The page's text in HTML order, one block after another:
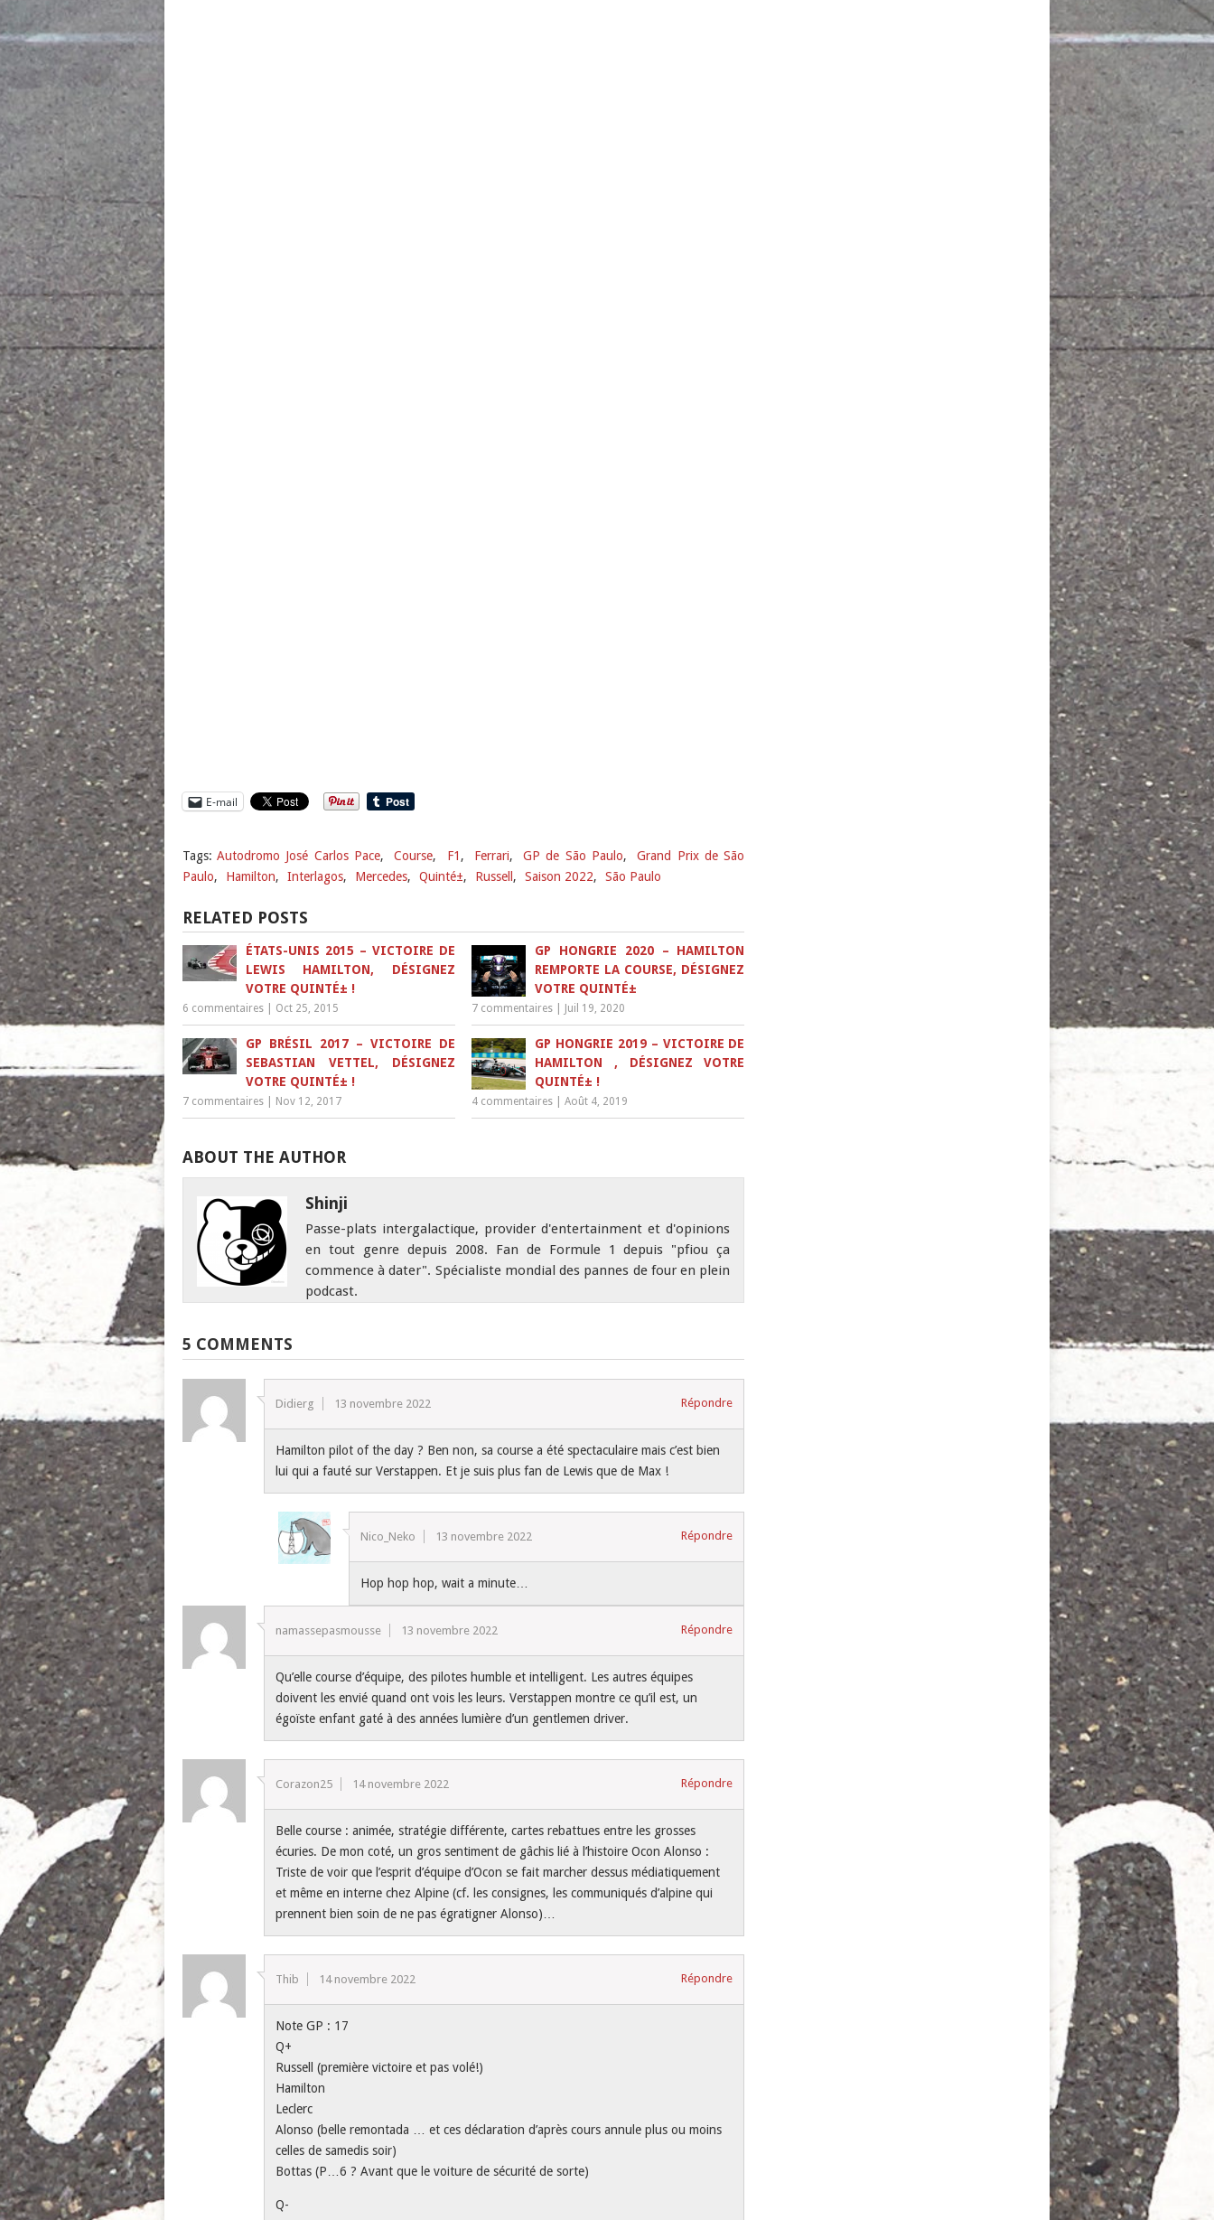
E-mail
Tags: Autodromo José Carlos Pace, Course, F1 , Ferrari, GP de São Paulo,
Grand Prix de São
Paulo, Hamilton, Interlagos, Mercedes, Quinté±, Russell , Saison 2022, São Paulo
RELATED POSTS
ÉTATS-UNIS 2015 – VICTOIRE DE
LEWIS HAMILTON, DÉSIGNEZ
VOTRE QUINTÉ± !
6 commentaires Oct 25, 2015
GP HONGRIE 2020 – HAMILTON
REMPORTE LA COURSE, DÉSIGNEZ
VOTRE QUINTÉ±
7 commentaires Juil 19, 2020
GP BRÉSIL 2017 – VICTOIRE DE
SEBASTIAN VETTEL, DÉSIGNEZ
VOTRE QUINTÉ± !
7 commentaires Nov 12, 2017
GP HONGRIE 2019 – VICTOIRE DE
HAMILTON , DÉSIGNEZ VOTRE
QUINTÉ± !
4 commentaires |Août 4, 2019
ABOUT THE AUTHOR
Shinji
Passe-plats intergalactique, provider d'entertainment et d'opinions
en tout genre depuis 2008. Fan de Formule 1 depuis "pfiou ça
commence à dater". Spécialiste mondial des pannes de four en plein
podcast.
5 COMMENTS
Didierg 13 novembre 2022 Répondre
Hamilton pilot of the day ? Ben non, sa course a été spectaculaire mais c’est bien
lui qui a fauté sur Verstappen. Et je suis plus fan de Lewis que de Max !
Nico_Neko 13 novembre 2022 Répondre
Hop hop hop, wait a minute…
namassepasmousse 13 novembre 2022 Répondre
Qu’elle course d’équipe, des pilotes humble et intelligent. Les autres équipes
doivent les envié quand ont vois les leurs. Verstappen montre ce qu’il est, un
égoïste enfant gaté à des années lumière d’un gentlemen driver.
Corazon25 14 novembre 2022 Répondre
Belle course : animée, stratégie différente, cartes rebattues entre les grosses
écuries. De mon coté, un gros sentiment de gâchis lié à l’histoire Ocon Alonso :
Triste de voir que l’esprit d’équipe d’Ocon se fait marcher dessus médiatiquement
et même en interne chez Alpine (cf. les consignes, les communiqués d’alpine qui
prennent bien soin de ne pas égratigner Alonso)…
Thib 14 novembre 2022 Répondre
Note GP : 17
Q+
Russell (première victoire et pas volé!)
Hamilton
Leclerc
Alonso (belle remontada … et ces déclaration d’après cours annule plus ou moins
celles de samedis soir)
Bottas (P…6 ? Avant que le voiture de sécurité de sorte)
Q-